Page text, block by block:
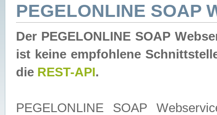
PEGELONLINE SOAP
Der PEGELONLINE SOAP
ist keine empfohlene
die REST-API.
PEGELONLINE SOAP